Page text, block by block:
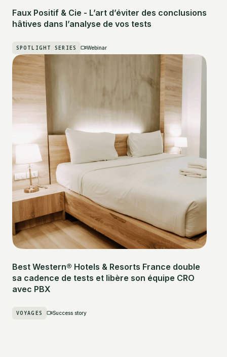
Faux Positif & Cie - L’art d’éviter des conclusions
hâtives dans l’analyse de vos tests
SPOTLIGHT SERIES Webinar
Best Western® Hotels & Resorts France double
sa cadence de tests et libère son équipe CRO
avec PBX
VOYAGES Success story